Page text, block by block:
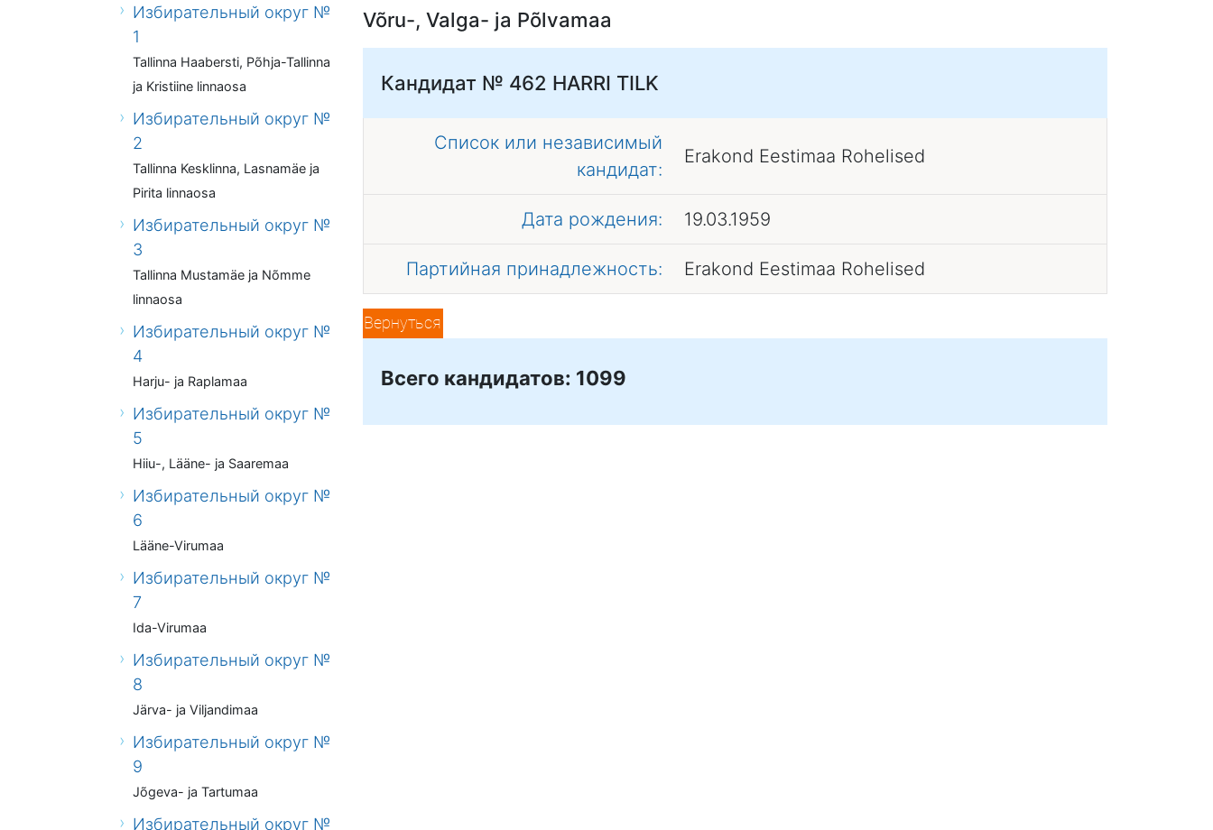
Избирательный округ №
1
Tallinna Haabersti, Põhja-Tallinna
ja Kristiine linnaosa
Избирательный округ №
2
Tallinna Kesklinna, Lasnamäe ja
Pirita linnaosa
Избирательный округ №
3
Tallinna Mustamäe ja Nõmme
linnaosa
Избирательный округ №
4
Harju- ja Raplamaa
Избирательный округ №
5
Hiiu-, Lääne- ja Saaremaa
Избирательный округ №
6
Lääne-Virumaa
Избирательный округ №
7
Ida-Virumaa
Избирательный округ №
8
Järva- ja Viljandimaa
Избирательный округ №
9
Jõgeva- ja Tartumaa
Избирательный округ №
Võru-, Valga- ja Põlvamaa
Кандидат № 462 HARRI TILK
Список или независимый
кандидат:
Erakond Eestimaa Rohelised
Дата рождения: 19.03.1959
Партийная принадлежность: Erakond Eestimaa Rohelised
Вернуться
Всего кандидатов: 1099